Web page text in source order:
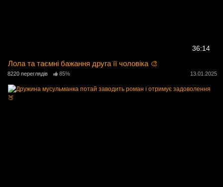
36:14
Лола та таємні бажання друга її чоловіка 🎨
8220 переглядів 85% 13.01.2025